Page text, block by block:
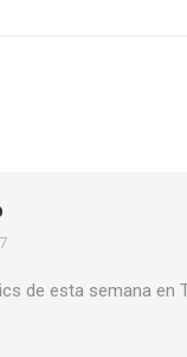
de esta semana en